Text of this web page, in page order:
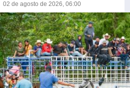
02 de agosto de 2026, 06:00